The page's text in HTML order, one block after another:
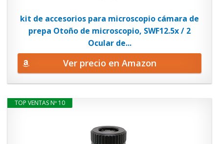
kit de accesorios para microscopio cámara de
prepa Otoño de microscopio, SWF12.5x / 2
Ocular de...
Ver precio en Amazon
TOP VENTAS Nº 10